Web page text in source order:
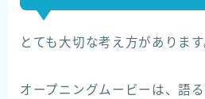
とても大切な考え方があります
オープニングムービーは、語